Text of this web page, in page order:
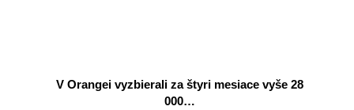
V Orangei vyzbierali za štyri mesiace vyše 28
000…